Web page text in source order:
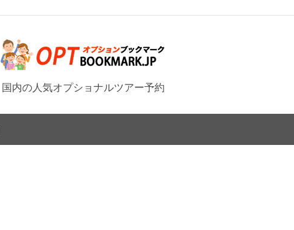
国内の人気オプショナルツアー予約